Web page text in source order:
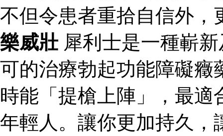
不但令患者重拾自信外，
樂威壯犀利士是一種嶄
可的治療勃起功能障礙癥
時能「提槍上陣」，最
年輕人。讓你更加持久，